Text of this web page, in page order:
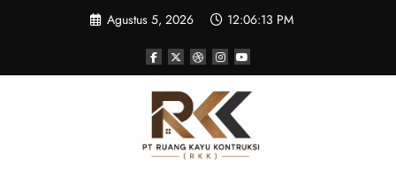
Agustus 5, 2026 12:06:13 PM